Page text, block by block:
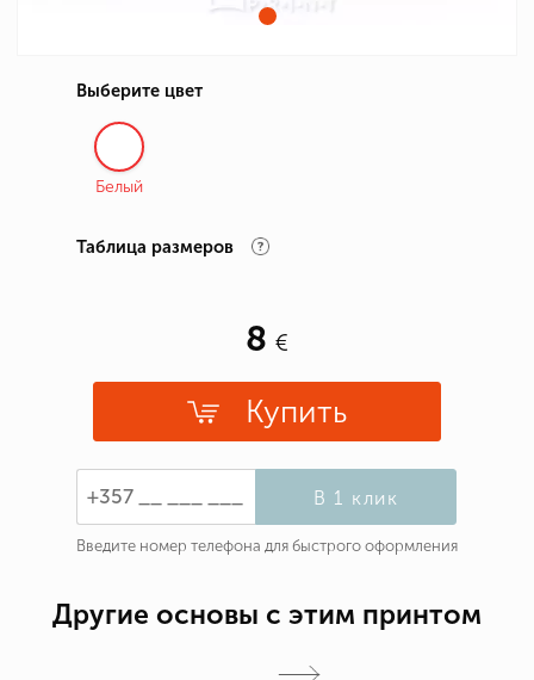
8
Купить
В 1 клик
Введите номер телефона для быстрого оформления
Выберите цвет
Белый
Таблица размеров
Другие основы с этим принтом